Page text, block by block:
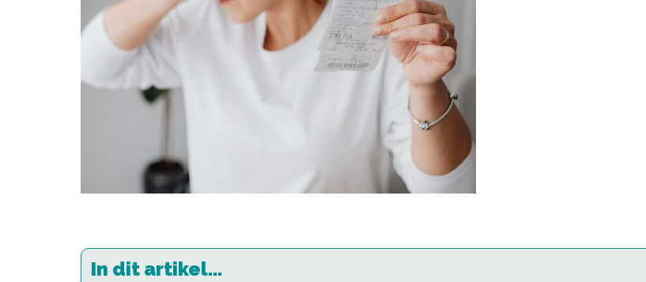
In dit artikel...